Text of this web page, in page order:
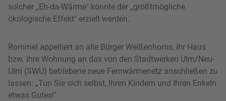
solcher „Eh-da-Wärme" könnte der „größtmögliche
ökologische Effekt" erzielt werden.
Rommel appelliert an alle Bürger Weißenhorns, ihr Haus
bzw. ihre Wohnung an das von den Stadtwerken Ulm/Neu-
Ulm (SWU) betriebene neue Fernwärmenetz anschließen zu
lassen: „Tun Sie sich selbst, Ihren Kindern und Ihren Enkeln
etwas Gutes!"